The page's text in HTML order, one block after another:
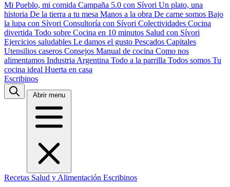
Mi Pueblo, mi comida Campaña 5.0 con Sívori Un plato, una
historia De la tierra a tu mesa Manos a la obra De carne somos Bajo
la lupa con Sívori Consultoría con Sívori Colectividades Cocina
divertida Todo sobre Cocina en 10 minutos Salud con Sívori
Ejercicios saludables Le damos el gusto Pescados Capitales
Utensilios caseros Consejos Manual de cocina Como nos
alimentamos Industria Argentina Todo a la parrilla Todos somos Tu
cocina ideal Huerta en casa
Escribinos
Abrir menu
Recetas Salud y Alimentación Escribinos